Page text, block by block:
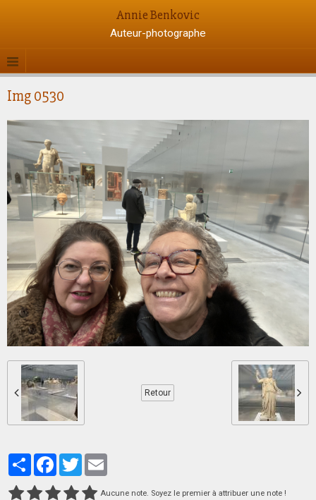
Annie Benkovic
Auteur-photographe
Img 0530
Retour
PartagerFacebook
Twitter
Aucune note. Soyez le premier à attribuer une note !